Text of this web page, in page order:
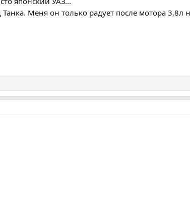
Танка. Меня он только радует после мотора 3,8л